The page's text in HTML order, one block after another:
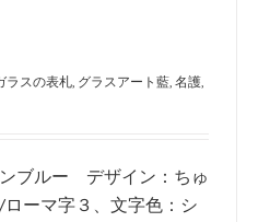
ラスの表札, グラスアート藍, 名護,
ブルー デザイン：ちゅ
ーマ字３、文字色：シ